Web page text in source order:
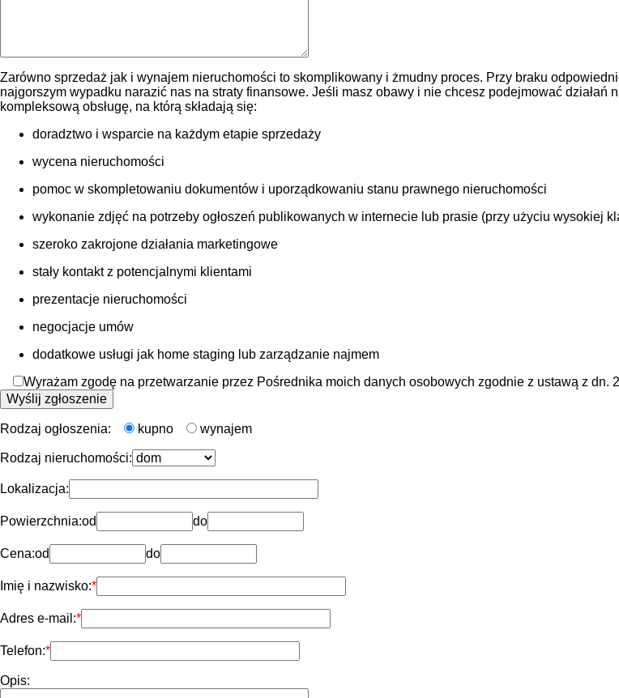
Zarówno sprzedaż jak i wynajem nieruchomości to skomplikowany i żmudny proces. Przy braku
najgorszym wypadku narazić nas na straty finansowe. Jeśli masz obawy i nie chcesz podejmować działań
kompleksową obsługę, na którą składają się:
doradztwo i wsparcie na każdym etapie sprzedaży
wycena nieruchomości
pomoc w skompletowaniu dokumentów i uporządkowaniu stanu prawnego nieruchomości
wykonanie zdjęć na potrzeby ogłoszeń publikowanych w internecie lub prasie (przy użyciu wysokiej
szeroko zakrojone działania marketingowe
stały kontakt z potencjalnymi klientami
prezentacje nieruchomości
negocjacje umów
dodatkowe usługi jak home staging lub zarządzanie najmem
Wyrażam zgodę na przetwarzanie przez Pośrednika moich danych osobowych zgodnie z ustawą z dn.
Rodzaj ogłoszenia: kupno wynajem
Rodzaj nieruchomości:
Lokalizacja:
Powierzchnia:od do
Cena:od do
Imię i nazwisko:
Adres e-mail:
Telefon:
Opis: